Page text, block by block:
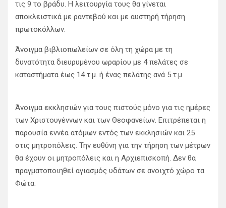
τις 9 το βράδυ. Η λειτουργία τους θα γίνεται
αποκλειστικά με ραντεβού και με αυστηρή τήρηση
πρωτοκόλλων.
Άνοιγμα βιβλιοπωλείων σε όλη τη χώρα με τη
δυνατότητα διευρυμένου ωραρίου με 4 πελάτες σε
καταστήματα έως 14 τ.μ. ή ένας πελάτης ανά 5 τ.μ.
Άνοιγμα εκκλησιών για τους πιστούς μόνο για τις ημέρες
των Χριστουγέννων και των Θεοφανείων. Επιτρέπεται η
παρουσία εννέα ατόμων εντός των εκκλησιών και 25
στις μητροπόλεις. Την ευθύνη για την τήρηση των μέτρων
θα έχουν οι μητροπόλεις και η Αρχιεπισκοπή. Δεν θα
πραγματοποιηθεί αγιασμός υδάτων σε ανοιχτό χώρο τα
Φώτα.